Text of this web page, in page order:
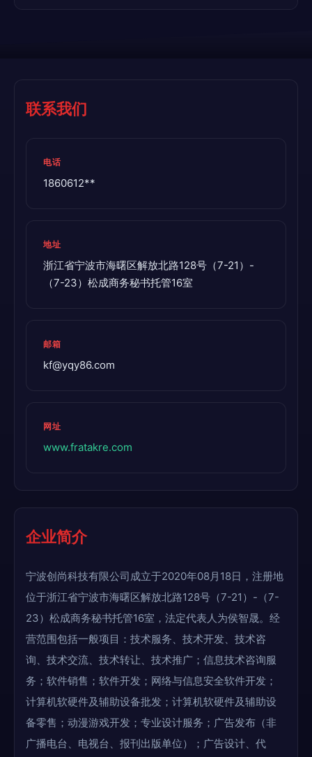
联系我们
电话
1860612**
地址
浙江省宁波市海曙区解放北路128号（7-21）-
（7-23）松成商务秘书托管16室
邮箱
kf@yqy86.com
网址
www.fratakre.com
企业简介
宁波创尚科技有限公司成立于2020年08月18日，注册地
位于浙江省宁波市海曙区解放北路128号（7-21）-（7-
23）松成商务秘书托管16室，法定代表人为侯智晟。经
营范围包括一般项目：技术服务、技术开发、技术咨
询、技术交流、技术转让、技术推广；信息技术咨询服
务；软件销售；软件开发；网络与信息安全软件开发；
计算机软硬件及辅助设备批发；计算机软硬件及辅助设
备零售；动漫游戏开发；专业设计服务；广告发布（非
广播电台、电视台、报刊出版单位）；广告设计、代